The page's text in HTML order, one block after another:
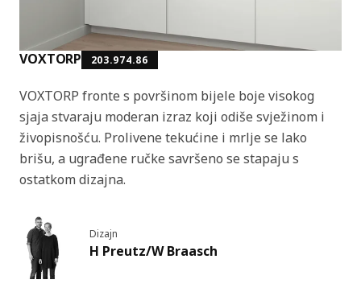
VOXTORP 203.974.86
VOXTORP fronte s površinom bijele boje visokog
sjaja stvaraju moderan izraz koji odiše svježinom i
živopisnošću. Prolivene tekućine i mrlje se lako
brišu, a ugrađene ručke savršeno se stapaju s
ostatkom dizajna.
Dizajn
H Preutz/W Braasch